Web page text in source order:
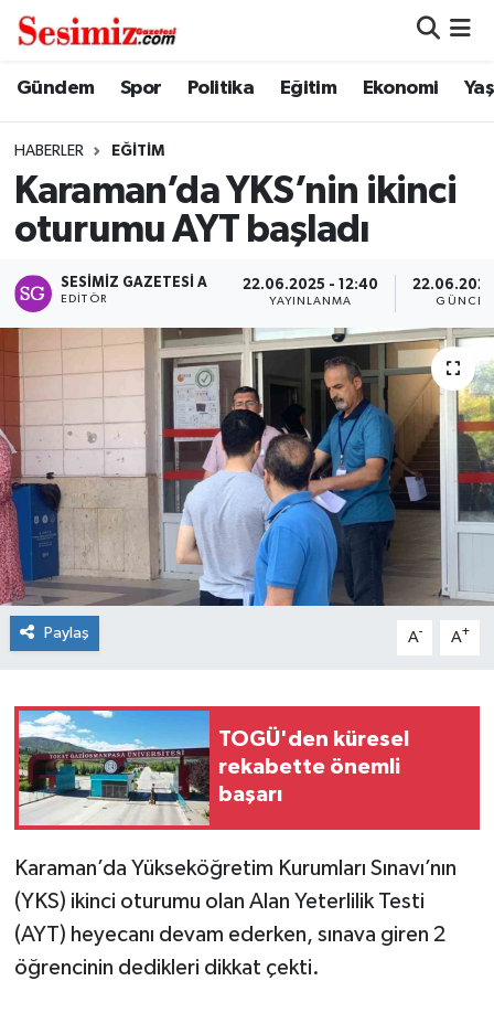
Gündem Spor Politika Eğitim Ekonomi
HABERLER EĞITIM
Karaman’da YKS’nin ikinci
oturumu AYT başladı
SESIMIZ GAZETESI A
EDITÖR
22.06.2025 - 12:40
YAYINLANMA
Paylaş A- A+
TOGÜ'den küresel
rekabette önemli
başarı
Karaman’da Yükseköğretim Kurumları Sınavı’nın
(YKS) ikinci oturumu olan Alan Yeterlilik Testi
(AYT) heyecanı devam ederken, sınava giren 2
öğrencinin dedikleri dikkat çekti.
Dünya
Ekonomi
Gündem
Magazin
Politika
Sağlık
Spor
Teknoloji
Tokat Haberleri
Yaşam
Nöbetçi Eczaneler
Hava Durumu
Namaz Vakitleri
Süper Lig Puan Durumu ve Fikstür
Tüm Manşetler
Son Dakika Haberleri
Haber Arşivi